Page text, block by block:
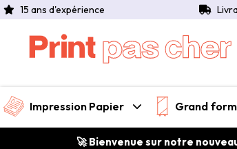
15 ans d'expérience
Impression Papier Grand
🚀 Bienvenue sur notre